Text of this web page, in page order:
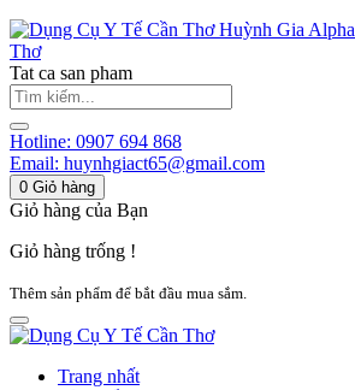
Huỳnh Gia Alpha
Thơ
Tat ca san pham
Hotline: 0907 694 868
Email: huynhgiact65@gmail.com
0 Giỏ hàng
Giỏ hàng của Bạn
Giỏ hàng trống !
Thêm sản phẩm để bắt đầu mua sắm.
Trang nhất